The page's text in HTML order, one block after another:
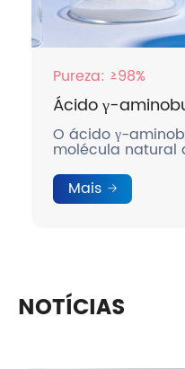
Pureza: ≥98%
Ácido γ-
O ácido γ-
molécula natural
pela regulação
Mais
NOTÍCIAS